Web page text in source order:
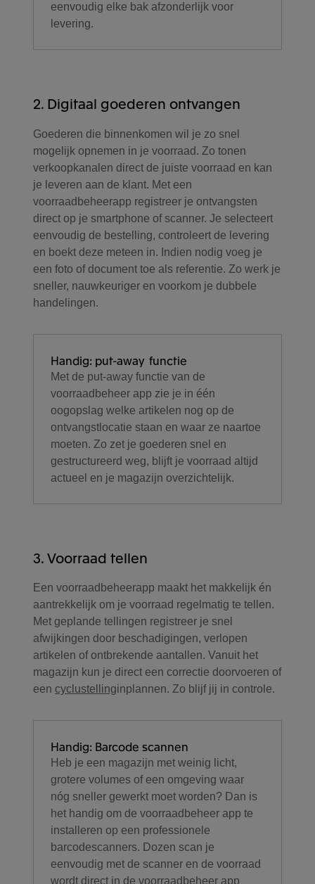
eenvoudig elke bak afzonderlijk voor
levering.
2. Digitaal goederen ontvangen
Goederen die binnenkomen wil je zo snel
mogelijk opnemen in je voorraad. Zo tonen
verkoopkanalen direct de juiste voorraad en kan
je leveren aan de klant. Met een
voorraadbeheerapp registreer je ontvangsten
direct op je smartphone of scanner. Je selecteert
eenvoudig de bestelling, controleert de levering
en boekt deze meteen in. Indien nodig voeg je
een foto of document toe als referentie. Zo werk je
sneller, nauwkeuriger en voorkom je dubbele
handelingen.
Handig: put-away functie
Met de put-away functie van de
voorraadbeheer app zie je in één
oogopslag welke artikelen nog op de
ontvangstlocatie staan en waar ze naartoe
moeten. Zo zet je goederen snel en
gestructureerd weg, blijft je voorraad altijd
actueel en je magazijn overzichtelijk.
3. Voorraad tellen
Een voorraadbeheerapp maakt het makkelijk én
aantrekkelijk om je voorraad regelmatig te tellen.
Met geplande tellingen registreer je snel
afwijkingen door beschadigingen, verlopen
artikelen of ontbrekende aantallen. Vanuit het
magazijn kun je direct een correctie doorvoeren of
een cyclustellinginplannen. Zo blijf jij in controle.
Handig: Barcode scannen
Heb je een magazijn met weinig licht,
grotere volumes of een omgeving waar
nóg sneller gewerkt moet worden? Dan is
het handig om de voorraadbeheer app te
installeren op een professionele
barcodescanners. Dozen scan je
eenvoudig met de scanner en de voorraad
wordt direct in de voorraadbeheer app